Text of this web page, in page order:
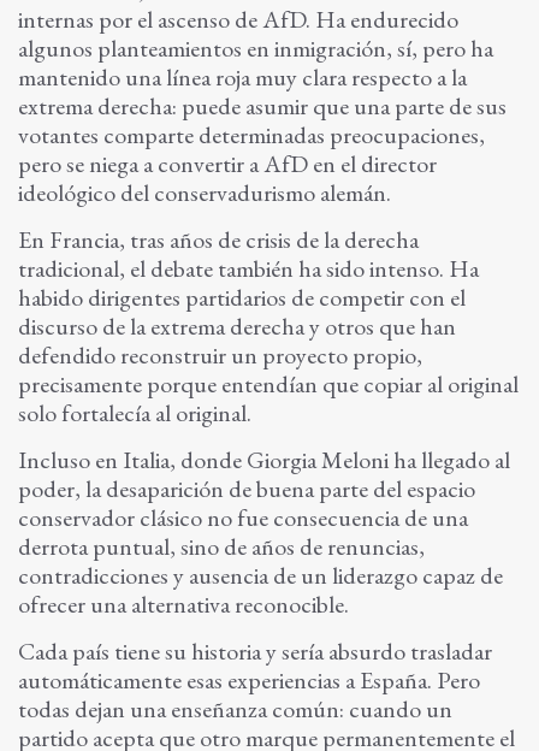
internas por el ascenso de AfD. Ha endurecido
algunos planteamientos en inmigración, sí, pero ha
mantenido una línea roja muy clara respecto a la
extrema derecha: puede asumir que una parte de sus
votantes comparte determinadas preocupaciones,
pero se niega a convertir a AfD en el director
ideológico del conservadurismo alemán.
En Francia, tras años de crisis de la derecha
tradicional, el debate también ha sido intenso. Ha
habido dirigentes partidarios de competir con el
discurso de la extrema derecha y otros que han
defendido reconstruir un proyecto propio,
precisamente porque entendían que copiar al original
solo fortalecía al original.
Incluso en Italia, donde Giorgia Meloni ha llegado al
poder, la desaparición de buena parte del espacio
conservador clásico no fue consecuencia de una
derrota puntual, sino de años de renuncias,
contradicciones y ausencia de un liderazgo capaz de
ofrecer una alternativa reconocible.
Cada país tiene su historia y sería absurdo trasladar
automáticamente esas experiencias a España. Pero
todas dejan una enseñanza común: cuando un
partido acepta que otro marque permanentemente el